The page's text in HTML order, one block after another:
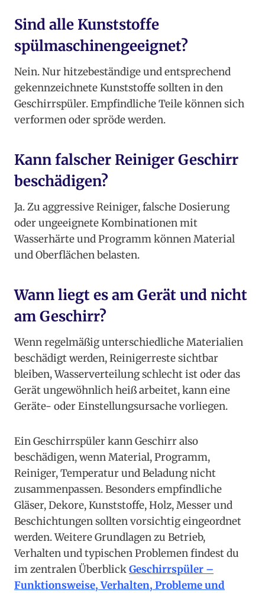
Sind alle Kunststoffe
spülmaschinengeeignet?
Nein. Nur hitzebeständige und entsprechend
gekennzeichnete Kunststoffe sollten in den
Geschirrspüler. Empfindliche Teile können sich
verformen oder spröde werden.
Kann falscher Reiniger Geschirr
beschädigen?
Ja. Zu aggressive Reiniger, falsche Dosierung
oder ungeeignete Kombinationen mit
Wasserhärte und Programm können Material
und Oberflächen belasten.
Wann liegt es am Gerät und nicht
am Geschirr?
Wenn regelmäßig unterschiedliche Materialien
beschädigt werden, Reinigerreste sichtbar
bleiben, Wasserverteilung schlecht ist oder das
Gerät ungewöhnlich heiß arbeitet, kann eine
Geräte- oder Einstellungsursache vorliegen.
Ein Geschirrspüler kann Geschirr also
beschädigen, wenn Material, Programm,
Reiniger, Temperatur und Beladung nicht
zusammenpassen. Besonders empfindliche
Gläser, Dekore, Kunststoffe, Holz, Messer und
Beschichtungen sollten vorsichtig eingeordnet
werden. Weitere Grundlagen zu Betrieb,
Verhalten und typischen Problemen findest du
im zentralen ÜberblickGeschirrspüler –
Funktionsweise, Verhalten, Probleme und